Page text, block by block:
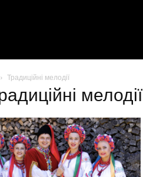
Традиційні мелодії
мелодії